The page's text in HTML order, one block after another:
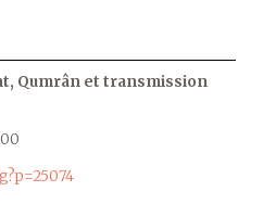
Qumrân et transmission